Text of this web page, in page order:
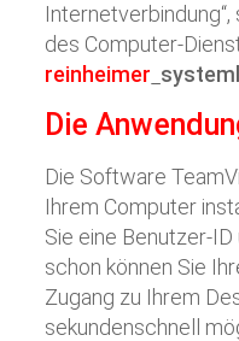
des Computer-
reinheimer
Die
Die Software
Ihrem Computer
Sie eine Benutzer-
schon können Sie
Zugang zu Ihrem
sekundenschnell